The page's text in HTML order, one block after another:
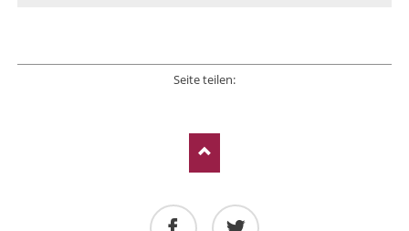
Seite teilen: